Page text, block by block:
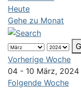
Heute
Gehe zu Monat
Vorherige Woche
04 - 10 März, 2024
Folgende Woche